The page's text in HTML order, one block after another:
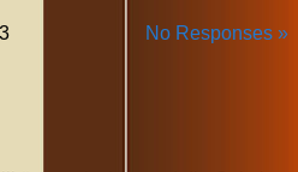
No Responses »